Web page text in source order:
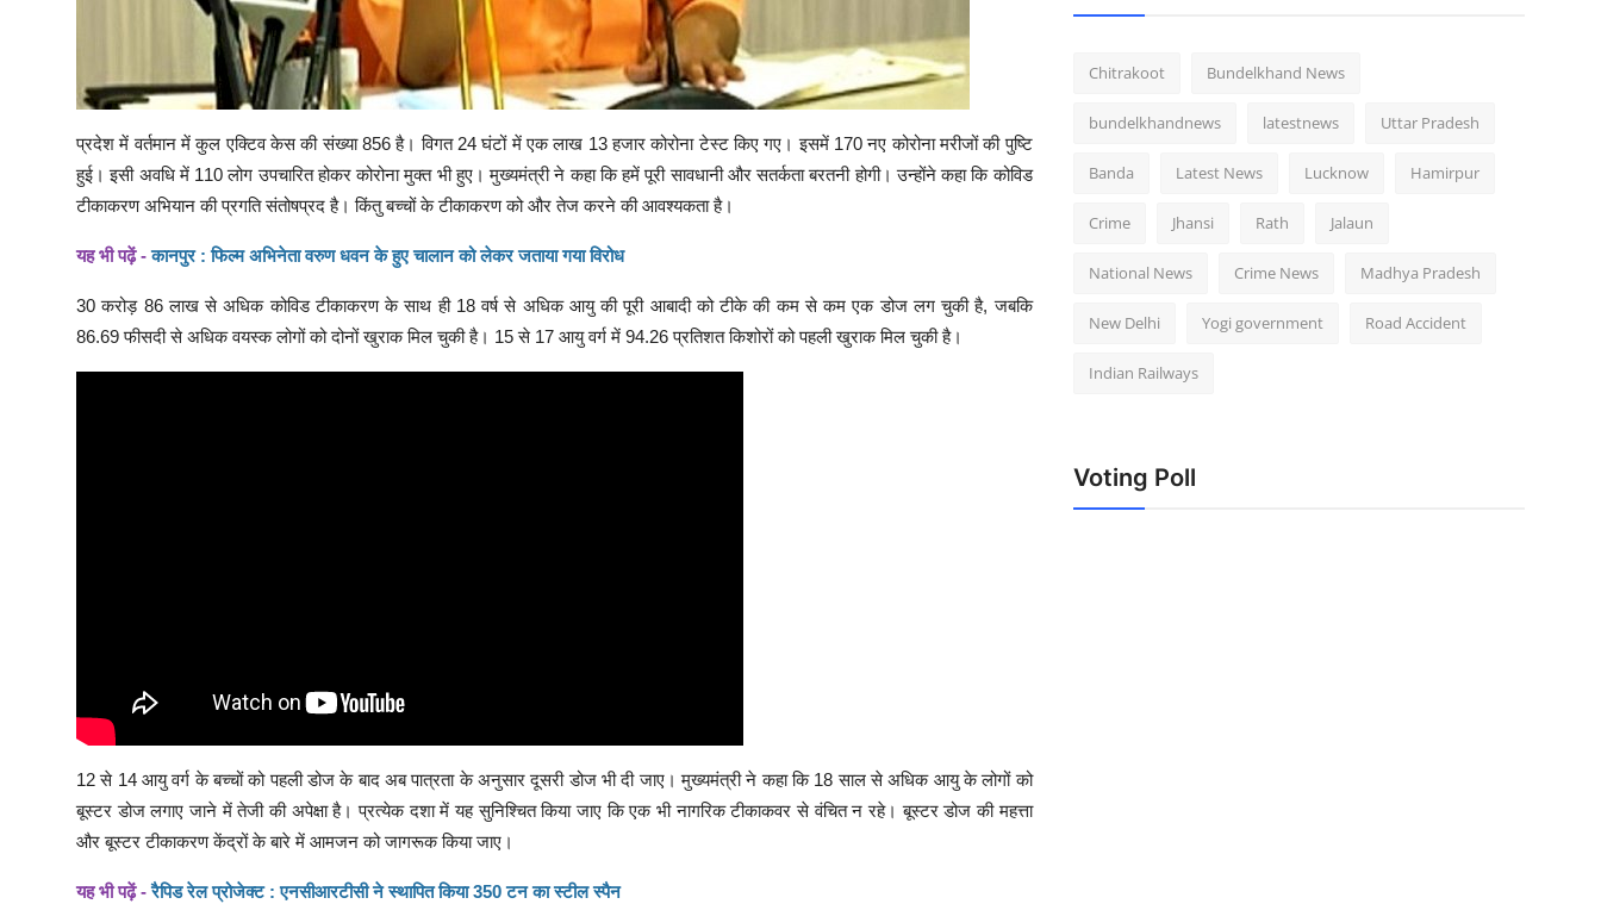
प्रदेश में वर्तमान में कुल एक्टिव केस की संख्या 856 है। विगत 24 घंटों में एक लाख 13 हजार कोरोना टेस्ट किए गए। इसमें 170 नए कोरोना मरीजों की पुष्टि
हुई। इसी अवधि में 110 लोग उपचारित होकर कोरोना मुक्त भी हुए। मुख्यमंत्री ने कहा कि हमें पूरी सावधानी और सतर्कता बरतनी होगी। उन्होंने कहा कि कोविड
टीकाकरण अभियान की प्रगति संतोषप्रद है। किंतु बच्चों के टीकाकरण को और तेज करने की आवश्यकता है।
यह भी पढ़ें -कानपुर : फिल्म अभिनेता वरुण धवन के हुए चालान को लेकर जताया गया विरोध
30 करोड़ 86 लाख से अधिक कोविड टीकाकरण के साथ ही 18 वर्ष से अधिक आयु की पूरी आबादी को टीके की कम से कम एक डोज लग चुकी है, जबकि
86.69 फीसदी से अधिक वयस्क लोगों को दोनों खुराक मिल चुकी है। 15 से 17 आयु वर्ग में 94.26 प्रतिशत किशोरों को पहली खुराक मिल चुकी है।
12 से 14 आयु वर्ग के बच्चों को पहली डोज के बाद अब पात्रता के अनुसार दूसरी डोज भी दी जाए। मुख्यमंत्री ने कहा कि 18 साल से अधिक आयु के लोगों को
बूस्टर डोज लगाए जाने में तेजी की अपेक्षा है। प्रत्येक दशा में यह सुनिश्चित किया जाए कि एक भी नागरिक टीकाकवर से वंचित न रहे। बूस्टर डोज की महत्ता
और बूस्टर टीकाकरण केंद्रों के बारे में आमजन को जागरूक किया जाए।
यह भी पढ़ें -रैपिड रेल प्रोजेक्ट : एनसीआरटीसी ने स्थापित किया 350 टन का स्टील स्पैन
Chitrakoot Bundelkhand News
bundelkhandnews latestnews Uttar Pradesh
Banda Latest News Lucknow Hamirpur
Crime Jhansi Rath Jalaun
National News Crime News Madhya Pradesh
New Delhi Yogi government Road Accident
Indian Railways
Voting Poll